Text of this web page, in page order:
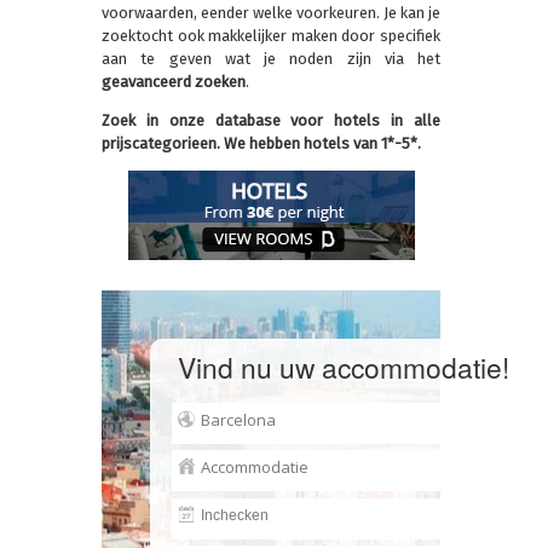
voorwaarden, eender welke voorkeuren. Je kan je
zoektocht ook makkelijker maken door specifiek
aan te geven wat je noden zijn via het
geavanceerd zoeken.
Zoek in onze database voor hotels in alle
prijscategorieen. We hebben hotels van 1*-5*.
Vind nu uw accommodatie!